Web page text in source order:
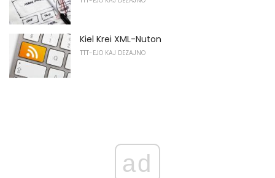
Kiel Krei XML-Nuton
TTT-EJO KAJ DEZAJNO
ad